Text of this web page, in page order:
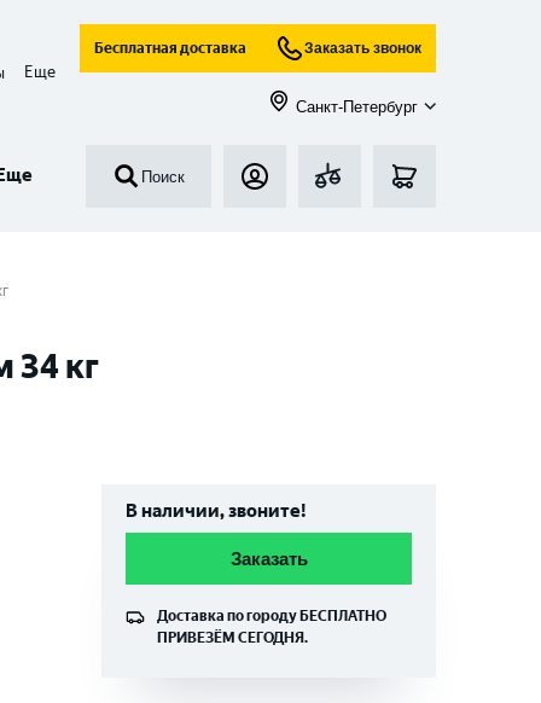
Еще
Бесплатная доставка Заказать звонок
Санкт-Петербург
Поиск
34 кг
В наличии, звоните!
Заказать
Доставка по городу БЕСПЛАТНО
ПРИВЕЗЁМ СЕГОДНЯ.